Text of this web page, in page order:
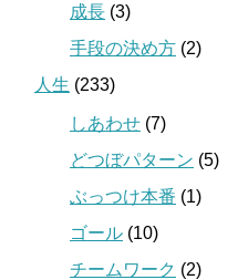
成長 (3)
手段の決め方 (2)
人生 (233)
しあわせ (7)
どつぼパターン (5)
ぶっつけ本番 (1)
ゴール (10)
チームワーク (2)